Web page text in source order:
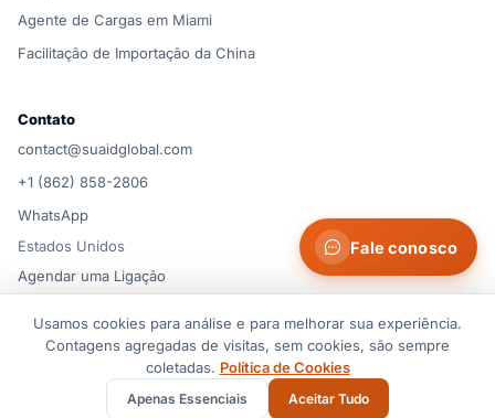
Agente de Cargas em Miami
Facilitação de Importação da China
Contato
contact@suaidglobal.com
+1 (862) 858-2806
WhatsApp
Estados Unidos
Agendar uma Ligação
© 2026 Suaid LLC — Estados Unidos
Política de PrivacidadePolítica de Cookies
Preferências de cookies
Aviso Importante
Todos os direitos reservados
Fale conosco
Usamos cookies para análise e para melhorar sua experiência.
Contagens agregadas de visitas, sem cookies, são sempre
coletadas. Política de Cookies
Apenas Essenciais Aceitar Tudo